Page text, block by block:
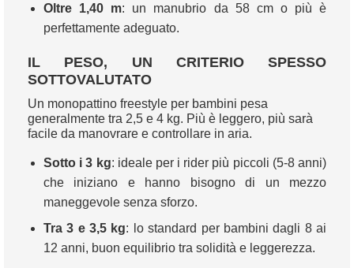
Oltre 1,40 m: un manubrio da 58 cm o più è
perfettamente adeguato.
IL PESO, UN CRITERIO SPESSO
SOTTOVALUTATO
Un monopattino freestyle per bambini pesa
generalmente tra 2,5 e 4 kg. Più è leggero, più sarà
facile da manovrare e controllare in aria.
Sotto i 3 kg: ideale per i rider più piccoli (5-8 anni)
che iniziano e hanno bisogno di un mezzo
maneggevole senza sforzo.
Tra 3 e 3,5 kg: lo standard per bambini dagli 8 ai
12 anni, buon equilibrio tra solidità e leggerezza.